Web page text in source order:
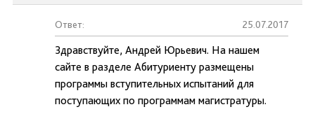
Ответ: 25.07.2017
Здравствуйте, Андрей Юрьевич. На нашем
сайте в разделе Абитуриенту размещены
программы вступительных испытаний для
поступающих по программам магистратуры.